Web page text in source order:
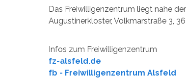
Das Freiwilligenzentrum liegt nahe
Augustinerkloster, Volkmarstraße 3,
Infos zum Freiwilligenzentrum
fz-alsfeld.de
fb - Freiwilligenzentrum Alsfeld